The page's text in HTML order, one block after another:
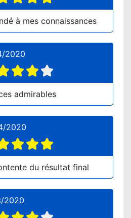
à mes connaissances
2020
admirables
2020
du résultat final
2020